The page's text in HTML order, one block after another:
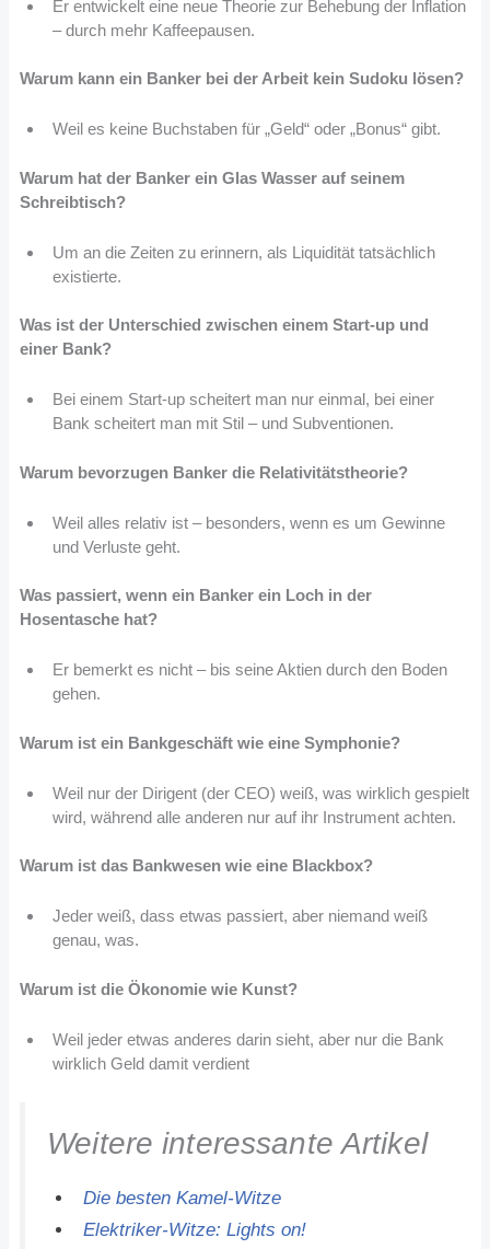
Er entwickelt eine neue Theorie zur Behebung der Inflation
– durch mehr Kaffeepausen.
Warum kann ein Banker bei der Arbeit kein Sudoku lösen?
Weil es keine Buchstaben für „Geld“ oder „Bonus“ gibt.
Warum hat der Banker ein Glas Wasser auf seinem
Schreibtisch?
Um an die Zeiten zu erinnern, als Liquidität tatsächlich
existierte.
Was ist der Unterschied zwischen einem Start-up und
einer Bank?
Bei einem Start-up scheitert man nur einmal, bei einer
Bank scheitert man mit Stil – und Subventionen.
Warum bevorzugen Banker die Relativitätstheorie?
Weil alles relativ ist – besonders, wenn es um Gewinne
und Verluste geht.
Was passiert, wenn ein Banker ein Loch in der
Hosentasche hat?
Er bemerkt es nicht – bis seine Aktien durch den Boden
gehen.
Warum ist ein Bankgeschäft wie eine Symphonie?
Weil nur der Dirigent (der CEO) weiß, was wirklich gespielt
wird, während alle anderen nur auf ihr Instrument achten.
Warum ist das Bankwesen wie eine Blackbox?
Jeder weiß, dass etwas passiert, aber niemand weiß
genau, was.
Warum ist die Ökonomie wie Kunst?
Weil jeder etwas anderes darin sieht, aber nur die Bank
wirklich Geld damit verdient
Weitere interessante Artikel
Die besten Kamel-Witze
Elektriker-Witze: Lights on!